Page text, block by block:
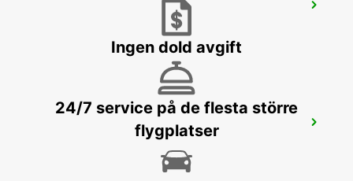
LANDSHUT ST. WOLFGANG
LANDSHUT - GERMANY
Ingen dold avgift
24/7 service på de flesta större
flygplatser